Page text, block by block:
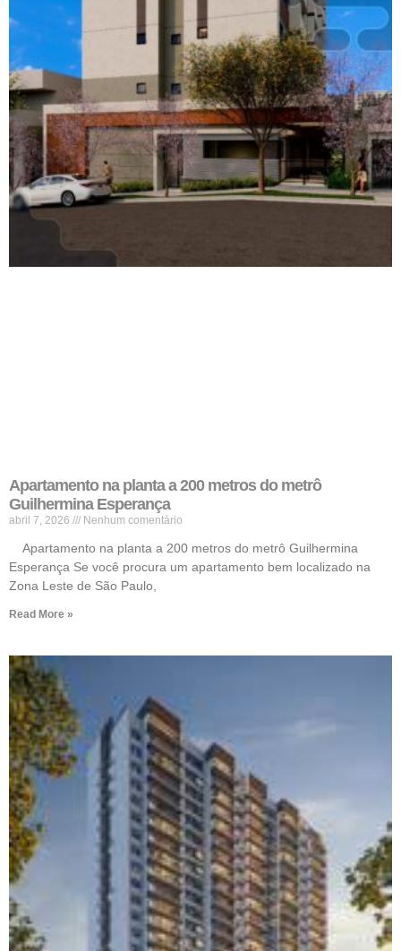
Apartamento na planta a 200 metros do metrô
Guilhermina Esperança
abril 7, 2026 Nenhum comentário
Apartamento na planta a 200 metros do metrô Guilhermina
Esperança Se você procura um apartamento bem localizado na
Zona Leste de São Paulo,
Read More »